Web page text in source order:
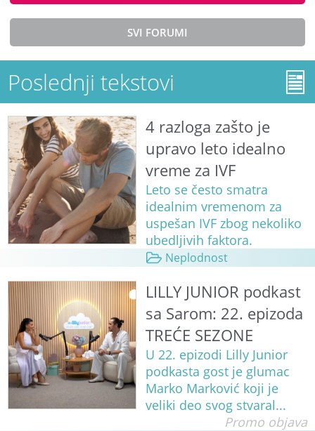
SVI FORUMI
Poslednji tekstovi
4 razloga zašto je
upravo leto idealno
vreme za IVF
Leto se često smatra
idealnim vremenom za
uspešan IVF zbog nekoliko
ubedljivih faktora.
Neplodnost
LILLY JUNIOR podkast
sa Sarom: 22. epizoda
TREĆE SEZONE
U 22. epizodi Lilly Junior
podkasta gost je glumac
Marko Marković koji je
veliki deo svog stvaral...
Promo objava